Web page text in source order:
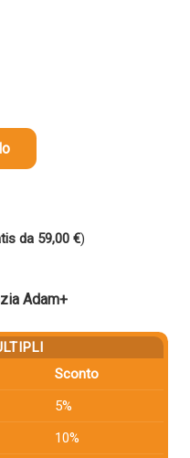
da 59,00 €)
Adam+
Sconto
5%
10%